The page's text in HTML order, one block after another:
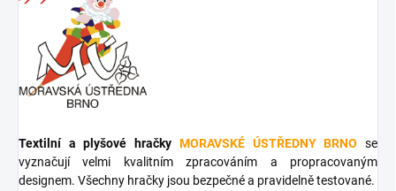
Textilní a plyšové hračky MORAVSKÉ ÚSTŘEDNY BRNO se
vyznačují velmi kvalitním zpracováním a propracovaným
designem. Všechny hračky jsou bezpečné a pravidelně testované.